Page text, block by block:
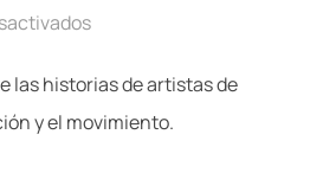
las historias de artistas de
y el movimiento.